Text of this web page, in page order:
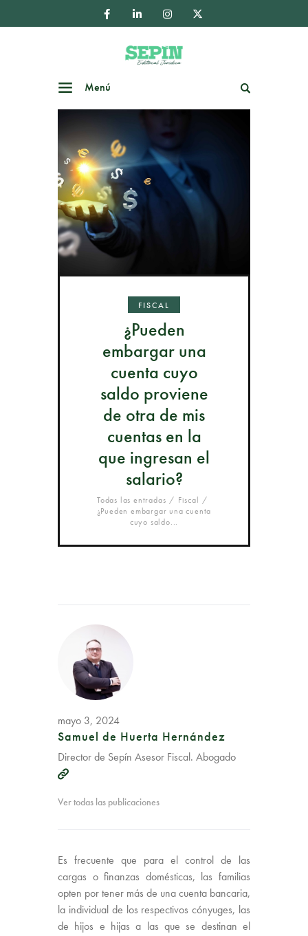
Menú
FISCAL
¿Pueden
embargar una
cuenta cuyo
saldo proviene
de otra de mis
cuentas en la
que ingresan el
salario?
Todas las entradas
Fiscal
¿Pueden embargar una cuenta
cuyo saldo...
mayo 3, 2024
Samuel de Huerta Hernández
Director de Sepín Asesor Fiscal. Abogado
Ver todas las publicaciones
Es frecuente que para el control de las
cargas o finanzas domésticas, las familias
opten por tener más de una cuenta bancaria,
la individual de los respectivos cónyuges, las
de hijos e hijas a las que se destinan el